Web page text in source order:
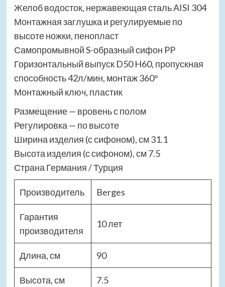
Желоб водосток, нержавеющая сталь AISI 304
Монтажная заглушка и регулируемые по
высоте ножки, пенопласт
Самопромывной S-образный сифон PP
Горизонтальный выпуск D50 H60, пропускная
способность 42л/мин, монтаж 360°
Монтажный ключ, пластик
Размещение — вровень с полом
Регулировка — по высоте
Ширина изделия (с сифоном), см 31.1
Высота изделия (с сифоном), см 7.5
Страна Германия / Турция
Производитель Berges
Гарантия
производителя
10 лет
Длина, см 90
Высота, см 7.5